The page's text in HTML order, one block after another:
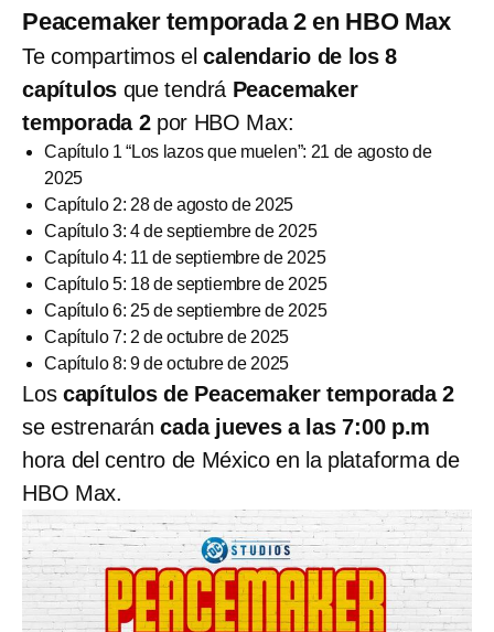
Peacemaker temporada 2 en HBO Max
Te compartimos elcalendario de los 8
capítulos que tendrá Peacemaker
temporada 2 por HBO Max:
Capítulo 1 “Los lazos que muelen”: 21 de agosto de
2025
Capítulo 2: 28 de agosto de 2025
Capítulo 3: 4 de septiembre de 2025
Capítulo 4: 11 de septiembre de 2025
Capítulo 5: 18 de septiembre de 2025
Capítulo 6: 25 de septiembre de 2025
Capítulo 7: 2 de octubre de 2025
Capítulo 8: 9 de octubre de 2025
Los capítulos de Peacemaker temporada 2
se estrenaráncada jueves a las 7:00 p.m
hora del centro de México en la plataforma de
HBO Max.